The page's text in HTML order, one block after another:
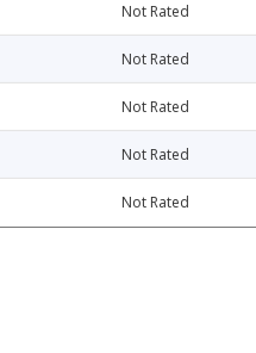
Not Rated
Not Rated
Not Rated
Not Rated
Not Rated